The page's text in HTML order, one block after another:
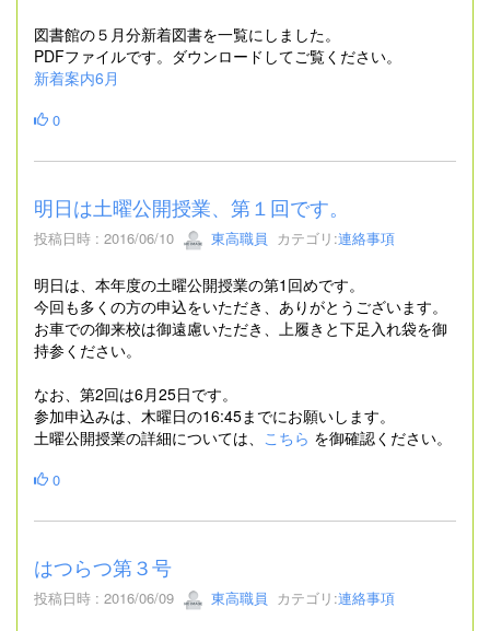
図書館の５月分新着図書を一覧にしました。
PDFファイルです。ダウンロードしてご覧ください。
新着案内6月
0
明日は土曜公開授業、第１回です。
投稿日時 : 2016/06/10 東高職員 カテゴリ:連絡事項
明日は、本年度の土曜公開授業の第1回めです。
今回も多くの方の申込をいただき、ありがとうございます。
お車での御来校は御遠慮いただき、上履きと下足入れ袋を御
持参ください。
なお、第2回は6月25日です。
参加申込みは、木曜日の16:45までにお願いします。
土曜公開授業の詳細については、 こちら を御確認ください。
0
はつらつ第３号
投稿日時 : 2016/06/09 東高職員 カテゴリ:連絡事項